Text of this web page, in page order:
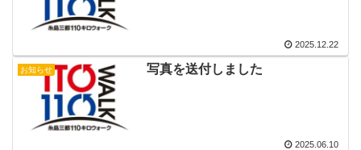
2025.12.22
お知らせ 写真を送付しました
2025.06.10